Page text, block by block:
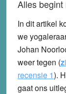
Alles
In dit artikel
we
Johan
weer tegen (z
recensie 1).
gaat ons